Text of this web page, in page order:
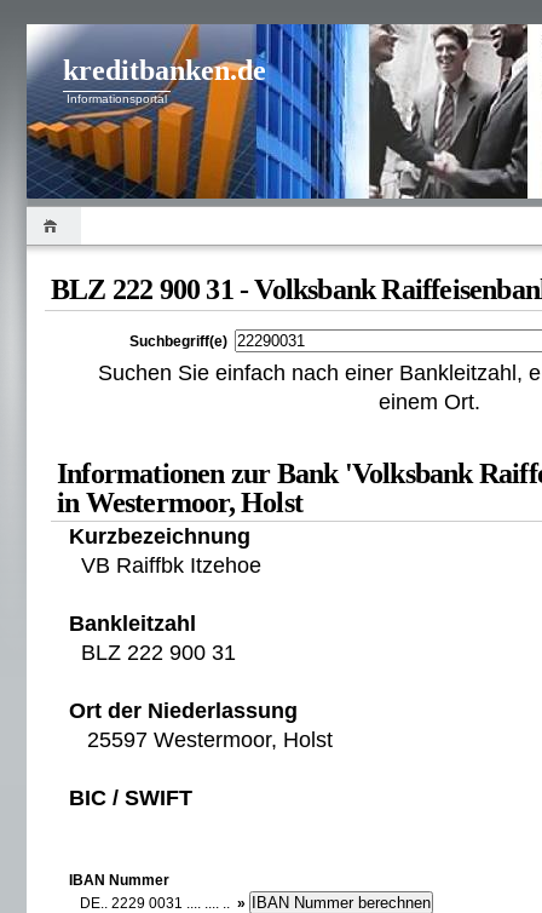
kreditbanken.de
Informationsportal
BLZ 222 900 31 - Volksbank
Suchbegriff(e)
Suchen Sie einfach nach einer Bankleitzahl,
einem Ort.
Informationen zur Bank 'Volksbank
in Westermoor, Holst
Kurzbezeichnung
VB Raiffbk Itzehoe
Bankleitzahl
BLZ 222 900 31
Ort der Niederlassung
25597 Westermoor, Holst
BIC / SWIFT
IBAN Nummer
DE.. 2229 0031 .... .... .. »